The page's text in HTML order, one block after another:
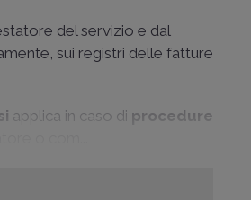
del servizio e dal
sui registri delle fatture
applica in caso di procedure